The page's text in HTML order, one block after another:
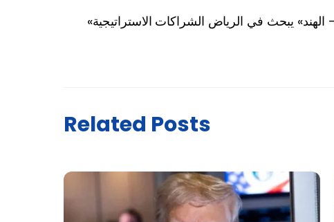
يبحث في الرياض الشراكات الاستراتيجية
Related Posts